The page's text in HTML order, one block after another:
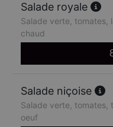
Salade royale
Salade verte, tomates,
chaud
Salade niçoise
Salade verte, tomates,
oeuf